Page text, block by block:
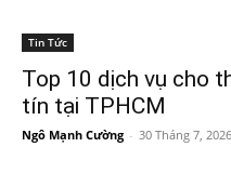
Tin Tức
Top 10 dịch vụ cho
tín tại TPHCM
Ngô Mạnh Cường - 30 Tháng 7, 2026